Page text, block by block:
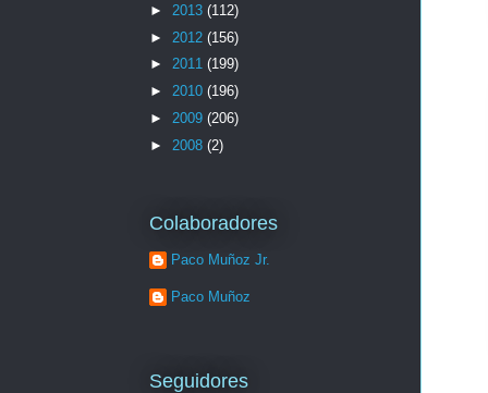
► 2013 (112)
► 2012 (156)
► 2011 (199)
► 2010 (196)
► 2009 (206)
► 2008 (2)
Colaboradores
Paco Muñoz Jr.
Paco Muñoz
Seguidores